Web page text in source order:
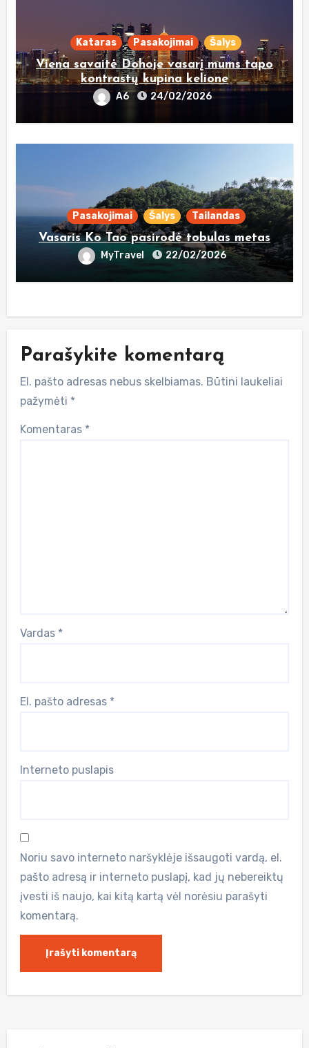
Kataras Pasakojimai Šalys
Viena savaitė Dohoje vasarį mums tapo
kontrastų kupina kelione
A6 24/02/2026
Pasakojimai Šalys Tailandas
Vasaris Ko Tao pasirodė tobulas metas
MyTravel 22/02/2026
Parašykite komentarą
El. pašto adresas nebus skelbiamas. Būtini laukeliai
pažymėti *
Komentaras *
Vardas *
El. pašto adresas *
Interneto puslapis
Noriu savo interneto naršyklėje išsaugoti vardą, el.
pašto adresą ir interneto puslapį, kad jų nebereiktų
įvesti iš naujo, kai kitą kartą vėl norėsiu parašyti
komentarą.